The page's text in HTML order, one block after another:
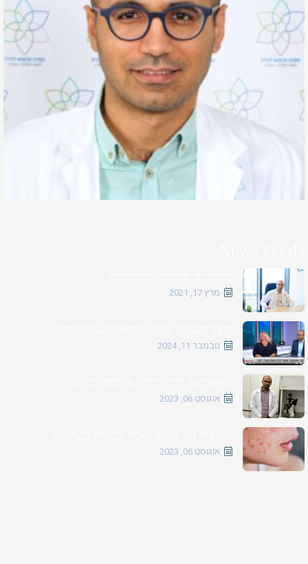
מרץ 17, 2021
נובמבר 11, 2024
אוגוסט 06, 2023
אוגוסט 06, 2023